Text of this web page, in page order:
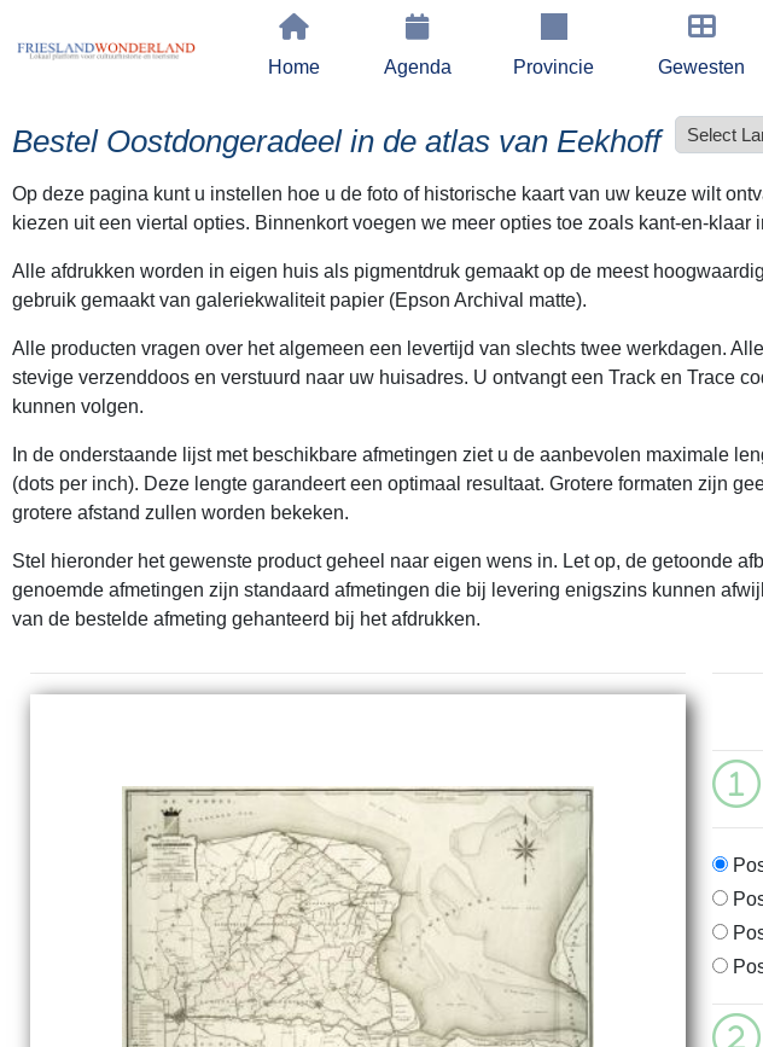
Home Agenda Provincie Gewesten
Bestel Oostdongeradeel in de atlas van Eekhoff
Op deze pagina kunt u instellen hoe u de foto of historische kaart van uw keuze wilt
kiezen uit een viertal opties. Binnenkort voegen we meer opties toe zoals kant-en-klaar
Alle afdrukken worden in eigen huis als pigmentdruk gemaakt op de meest
gebruik gemaakt van galeriekwaliteit papier (Epson Archival matte).
Alle producten vragen over het algemeen een levertijd van slechts twee werkdagen.
stevige verzenddoos en verstuurd naar uw huisadres. U ontvangt een Track en Trace
kunnen volgen.
In de onderstaande lijst met beschikbare afmetingen ziet u de aanbevolen maximale
(dots per inch). Deze lengte garandeert een optimaal resultaat. Grotere formaten zijn
grotere afstand zullen worden bekeken.
Stel hieronder het gewenste product geheel naar eigen wens in. Let op, de getoonde
genoemde afmetingen zijn standaard afmetingen die bij levering enigszins kunnen
van de bestelde afmeting gehanteerd bij het afdrukken.